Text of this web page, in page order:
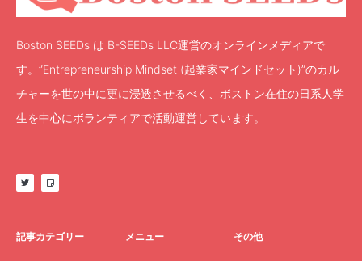
Boston SEEDs は B-SEEDs LLC運営のオンラインメディアで
す。”Entrepreneurship Mindset (起業家マインドセット)”のカル
チャーを世の中に更に浸透させるべく、ボストン在住の日系人学
生を中心にボランティアで活動運営しています。
記事カテゴリー メニュー その他